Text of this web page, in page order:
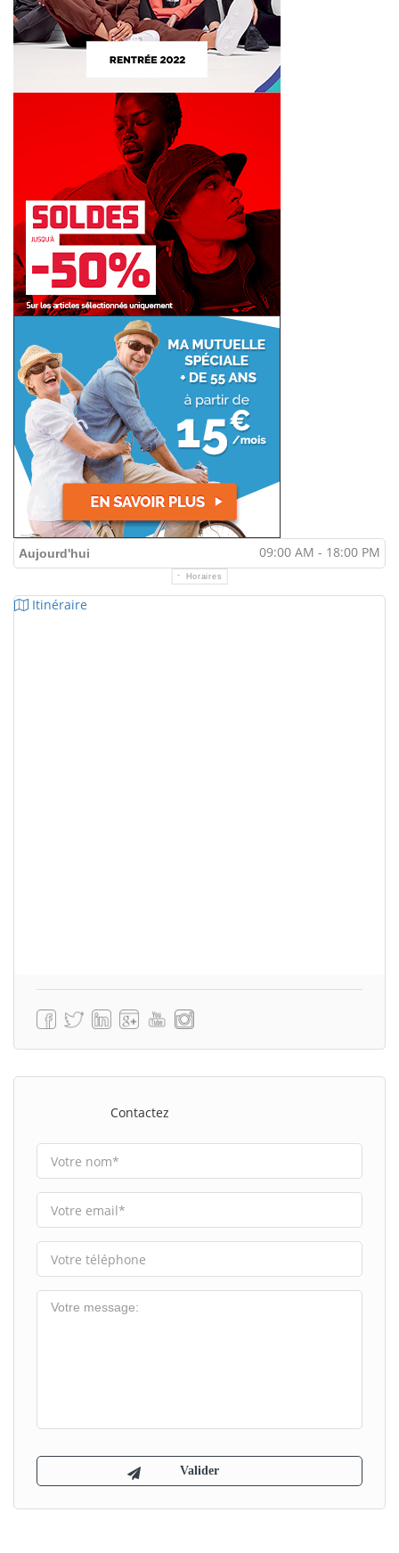
Aujourd'hui 09:00 AM - 18:00 PM
Horaires
Itinéraire
Contactez